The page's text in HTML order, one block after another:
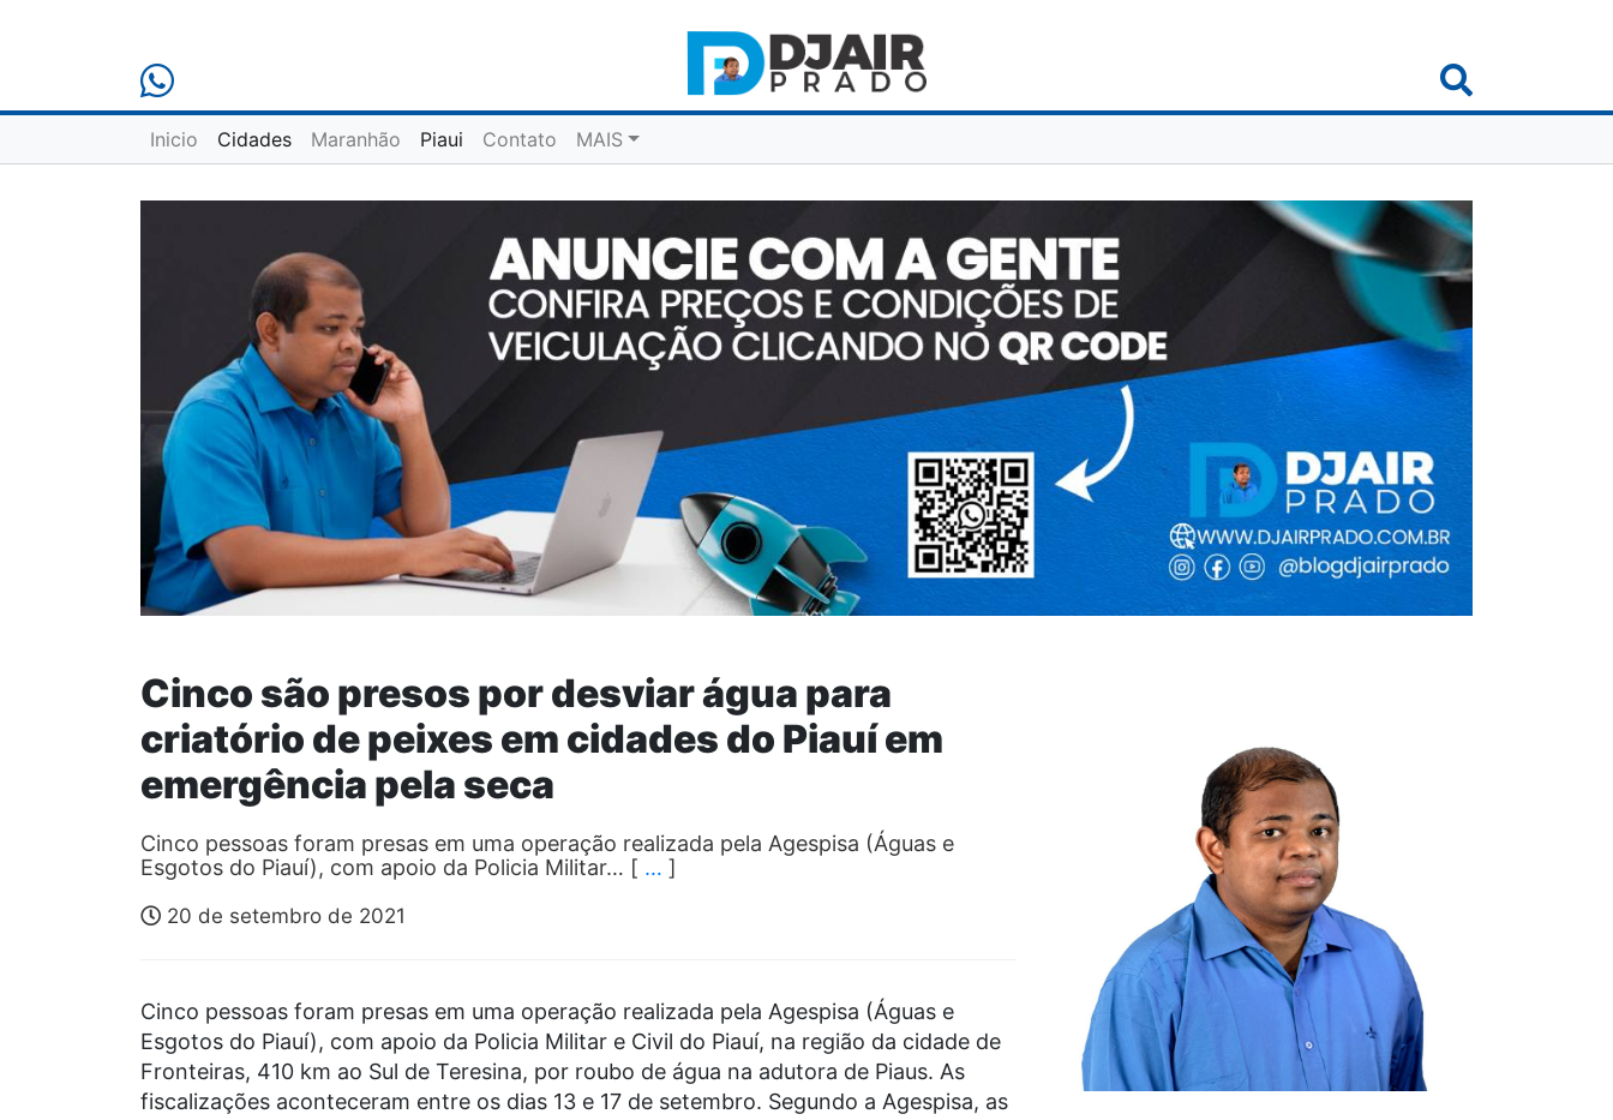
Inicio Cidades Maranhão Piaui Contato MAIS
Cinco são presos por desviar água para
criatório de peixes em cidades do Piauí em
emergência pela seca
Cinco pessoas foram presas em uma operação realizada pela Agespisa (Águas e
Esgotos do Piauí), com apoio da Policia Militar… [ … ]
20 de setembro de 2021
Cinco pessoas foram presas em uma operação realizada pela Agespisa (Águas e
Esgotos do Piauí), com apoio da Policia Militar e Civil do Piauí, na região da cidade de
Fronteiras, 410 km ao Sul de Teresina, por roubo de água na adutora de Piaus. As
fiscalizações aconteceram entre os dias 13 e 17 de setembro. Segundo a Agespisa, as